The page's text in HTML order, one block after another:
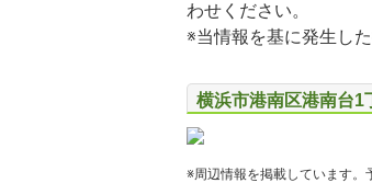
わせください。
※当情報を基に発生し
横浜市港南区港南台1
※周辺情報を掲載しています。